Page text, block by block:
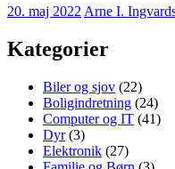
20. maj 2022 Arne I.
Kategorier
Biler og sjov (22)
Boligindretning (24)
Computer og IT (41)
Dyr(3)
Elektronik (27)